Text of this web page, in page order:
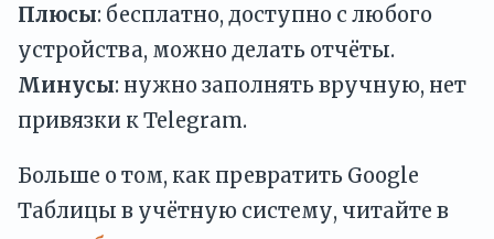
Плюсы: бесплатно, доступно с любого
устройства, можно делать отчёты.
Минусы: нужно заполнять вручную, нет
привязки к Telegram.
Больше о том, как превратить Google
Таблицы в учётную систему, читайте в